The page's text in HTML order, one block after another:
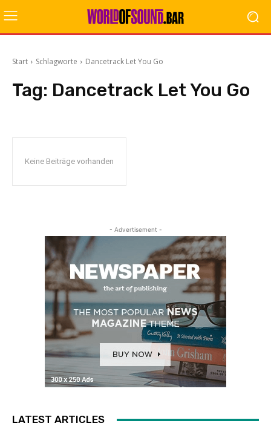
Start Schlagworte Dancetrack Let You Go
Tag: Dancetrack Let You Go
Keine Beiträge vorhanden
- Advertisement -
LATEST ARTICLES